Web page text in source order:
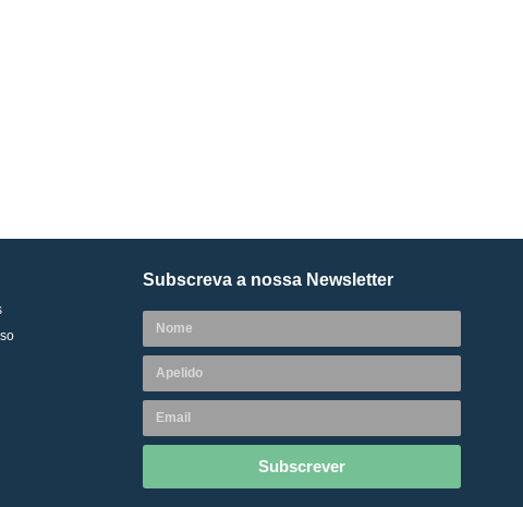
Subscreva a nossa Newsletter
Subscrever